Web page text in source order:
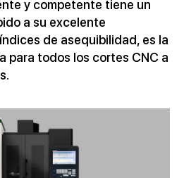
y competente tiene un
a su excelente
de asequibilidad, es la
para todos los cortes CNC a